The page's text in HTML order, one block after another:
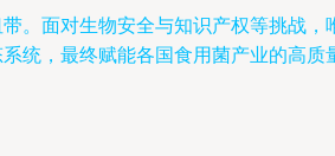
。面对生物安全与知识产权等挑战
统，最终赋能各国食用菌产业的高